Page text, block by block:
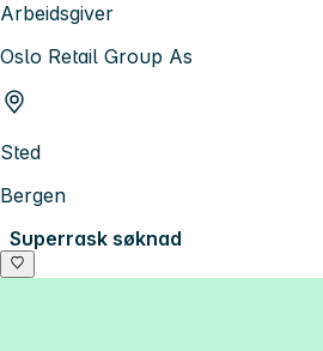
Arbeidsgiver
Oslo Retail Group As
Sted
Bergen
Superrask søknad